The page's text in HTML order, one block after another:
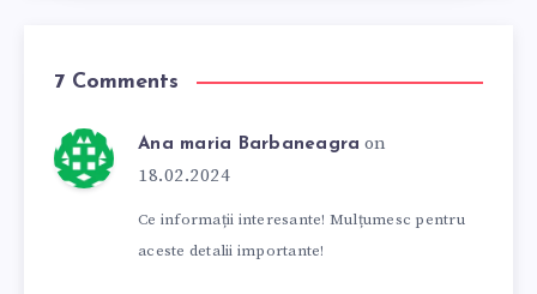
7 Comments
Ana maria Barbaneagra on
18.02.2024
Ce informații interesante! Mulțumesc pentru
aceste detalii importante!